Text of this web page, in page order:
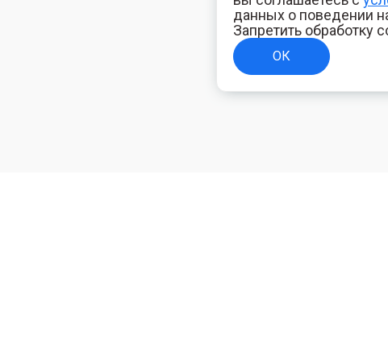
данных о поведении
Запретить обработку
ОК